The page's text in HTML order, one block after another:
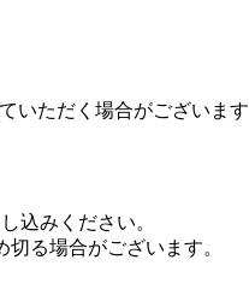
いただく場合がございます
込みください。
る場合がございます。